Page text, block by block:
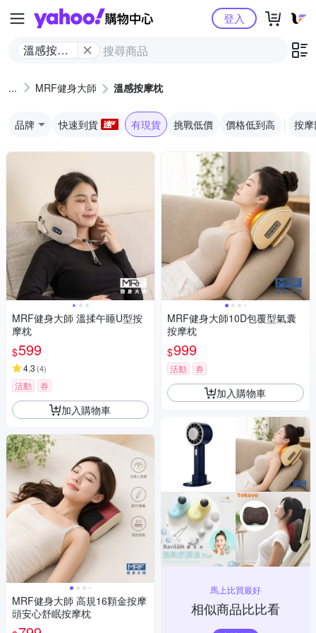
Yahoo購物中心
溫感按摩
登入
MRF健身大師 溫感按摩枕
品牌 快速到貨 有現貨 挑戰低價 價格低到高 按
MRF健身大師 溫揉午睡U型按
摩枕
$599
4.3 (4)
活動 券
加入購物車
MRF健身大師 高規16顆金按摩
頭安心舒眠按摩枕
MRF健身大師10D包覆型氣囊
按摩枕
$999
活動 券
加入購物車
馬上比買最好
相似商品比比看